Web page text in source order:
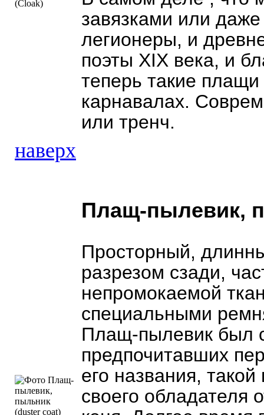
завязками или
легионеры, и
поэты XIX века, и
теперь такие плащи
карнавалах.
или тренч.
наверх
Плащ-пылевик,
Просторный,
разрезом сзади,
непромокаемой
специальными
Плащ-пылевик был
предпочитавших
его названия,
своего обладателя